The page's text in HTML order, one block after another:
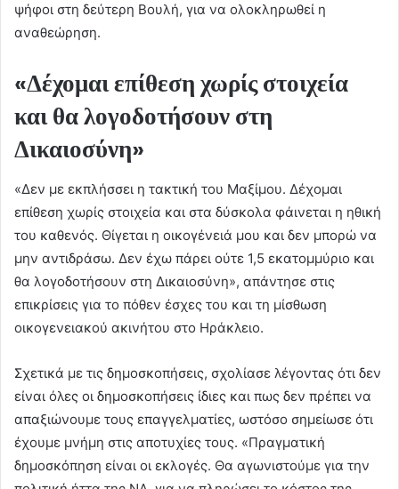
ψήφοι στη δεύτερη Βουλή, για να ολοκληρωθεί η
αναθεώρηση.
«Δέχομαι επίθεση χωρίς στοιχεία
και θα λογοδοτήσουν στη
Δικαιοσύνη»
«Δεν με εκπλήσσει η τακτική του Μαξίμου. Δέχομαι
επίθεση χωρίς στοιχεία και στα δύσκολα φάινεται η ηθική
του καθενός. Θίγεται η οικογένειά μου και δεν μπορώ να
μην αντιδράσω. Δεν έχω πάρει ούτε 1,5 εκατομμύριο και
θα λογοδοτήσουν στη Δικαιοσύνη», απάντησε στις
επικρίσεις για το πόθεν έσχες του και τη μίσθωση
οικογενειακού ακινήτου στο Ηράκλειο.
Σχετικά με τις δημοσκοπήσεις, σχολίασε λέγοντας ότι δεν
είναι όλες οι δημοσκοπήσεις ίδιες και πως δεν πρέπει να
απαξιώνουμε τους επαγγελματίες, ωστόσο σημείωσε ότι
έχουμε μνήμη στις αποτυχίες τους. «Πραγματική
δημοσκόπηση είναι οι εκλογές. Θα αγωνιστούμε για την